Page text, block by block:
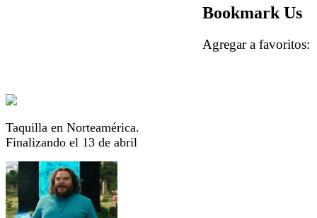
Taquilla en Norteamérica.
Finalizando el 13 de abril
Bookmark Us
Agregar a